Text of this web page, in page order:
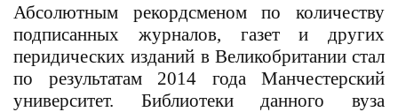
Абсолютным рекордсменом по количеству
подписанных журналов, газет и других
перидических изданий в Великобритании стал
по результатам 2014 года Манчестерский
университет. Библиотеки данного вуза